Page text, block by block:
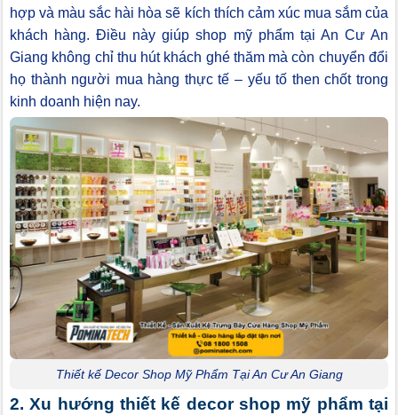
hợp và màu sắc hài hòa sẽ kích thích cảm xúc mua sắm của
khách hàng. Điều này giúp shop mỹ phẩm tại An Cư An
Giang không chỉ thu hút khách ghé thăm mà còn chuyển đổi
họ thành người mua hàng thực tế – yếu tố then chốt trong
kinh doanh hiện nay.
Thiết kế Decor Shop Mỹ Phẩm Tại An Cư An Giang
2. Xu hướng thiết kế decor shop mỹ phẩm tại